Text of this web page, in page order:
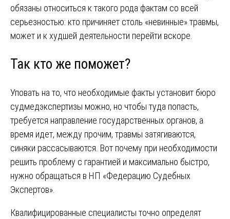
обязаны относиться к такого рода фактам со всей
серьезностью: кто причиняет столь «невинные» травмы,
может и к худшей деятельности перейти вскоре.
Так кто же поможет?
Уповать на то, что необходимые факты установит бюро
судмедэкспертизы можно, но чтобы туда попасть,
требуется направление государственных органов, а
время идет, между прочим, травмы затягиваются,
синяки рассасываются. Вот почему при необходимости
решить проблему с гарантией и максимально быстро,
нужно обращаться в НП «Федерацию Судебных
Экспертов».
Квалифицированные специалисты точно определят